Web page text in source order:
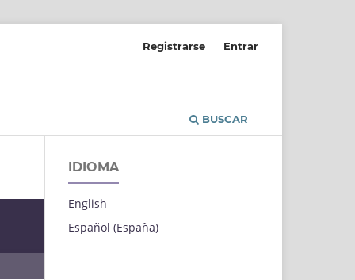
BUSCAR
Registrarse Entrar
IDIOMA
English
Español (España)